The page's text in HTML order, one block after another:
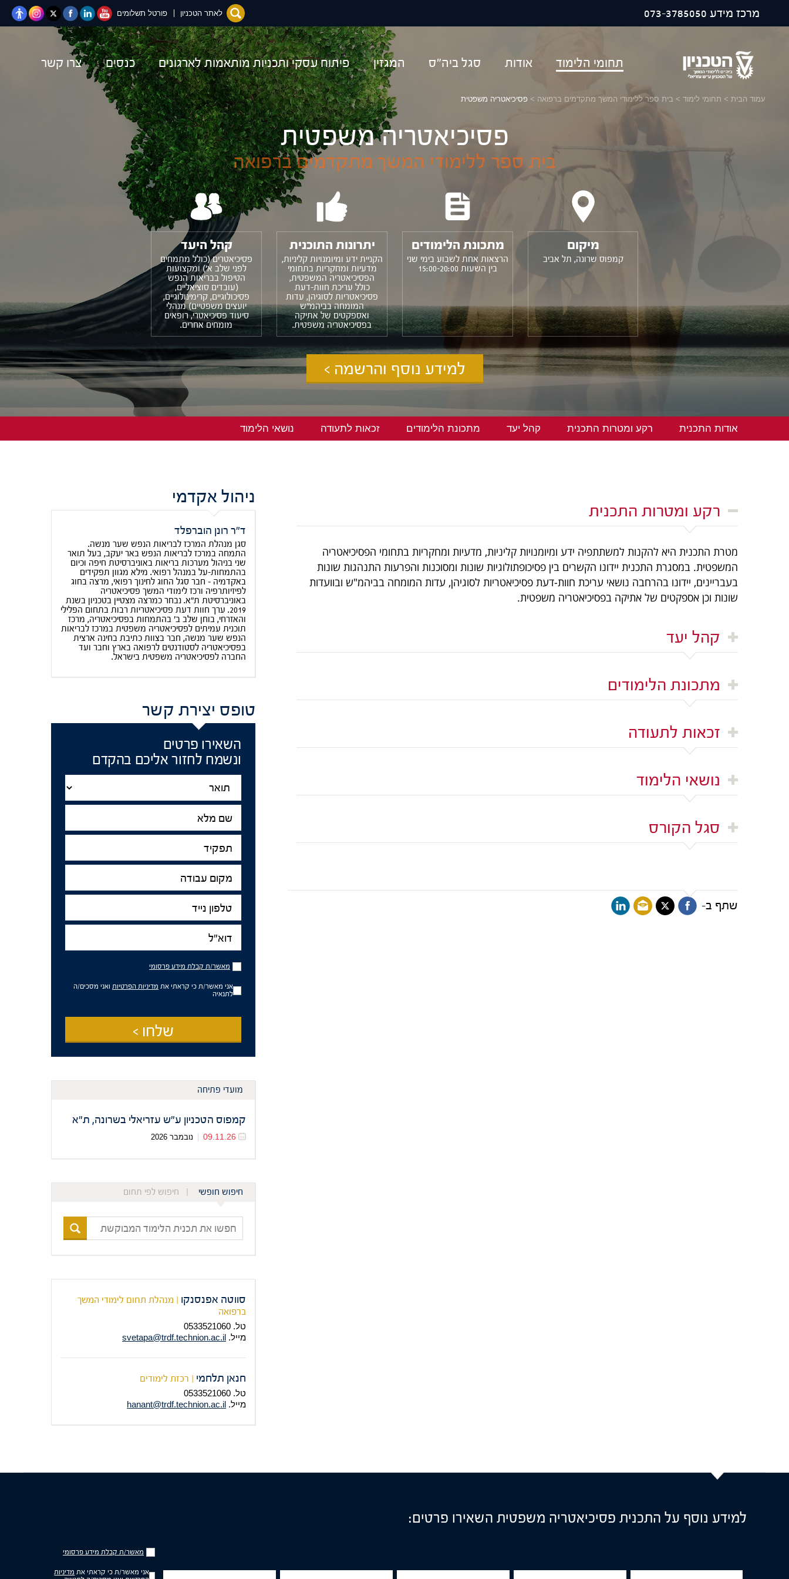
תחומי הלימוד אודות סגל ביה"ס המגזין פיתוח עסקי ותכניות מותאמות לארגונים כנסים צרו קשר
לאתר הטכניון פורטל תשלומים יוטיוב לינקדאיןפייסבוקטוויטרInstagram מרכז מידע
עמוד הבית > תחומי לימוד > בית ספר ללימודי המשך מתקדמים ברפואה > פסיכיאטריה משפטית
פסיכיאטריה משפטית
בית ספר ללימודי המשך מתקדמים ברפואה
מיקום
קמפוס שרונה, תל אביב
מתכונת הלימודים
הרצאות אחת לשבוע בימי שני
בין השעות 15:00-20:00
יתרונות התוכנית
הקניית ידע ומיומנויות קליניות,
מדעיות ומחקריות בתחומי
הפסיכיאטריה המשפטית,
כולל עריכת חוות-דעת
פסיכיאטריות לסוגיהן, עדות
המומחה בביהמ"ש
ואספקטים של אתיקה
בפסיכיאטריה משפטית.
קהל היעד
פסיכיאטרים (כולל מתמחים
לפני שלב א') ומקצועות
הטיפול בבריאות הנפש
(עובדים סוציאליים,
פסיכולוגיים, קרימינולוגיים,
יועצים משפטיים) מנהלי
סיעוד פסיכיאטרי, רופאים
מומחים אחרים.
למידע נוסף והרשמה >
אודות התכנית רקע ומטרות התכנית קהל יעד מתכונת הלימודים זכאות לתעודה נושאי הלימוד
רקע ומטרות התכנית
מטרת התכנית היא להקנות למשתתפיה ידע ומיומנויות קליניות, מדעיות ומחקריות בתחומי הפסיכיאטריה
המשפטית. במסגרת התכנית יידונו הקשרים בין פסיכופתולוגיות שונות ומסוכנות והפרעות התנהגות שונות
בעבריינים, יידונו בהרחבה נושאי עריכת חוות-דעת פסיכיאטריות לסוגיהן, עדות המומחה בביהמ"ש ובוועדות
שונות וכן אספקטים של אתיקה בפסיכיאטריה משפטית.
קהל יעד
מתכונת הלימודים
זכאות לתעודה
נושאי הלימוד
סגל הקורס
שתף ב-
ניהול אקדמי
ד"ר רונן הוברפלד
סגן מנהלת המרכז לבריאות הנפש שער מנשה.
התמחה במרכז לבריאות הנפש באר יעקב, בעל תואר
שני בניהול מערכות בריאות באוניברסיטת חיפה וכיום
בהתמחות-על במנהל רפואי. מילא מגוון תפקידים
באקדמיה – חבר סגל החוג לחינוך רפואי, מרצה בחוג
לפיזיותרפיה ורכז לימודי המשך פסיכיאטריה
באוניברסיטת ת"א. נבחר כמרצה מצטיין בטכניון בשנת
2019. ערך חוות דעת פסיכיאטריות רבות בתחום הפלילי
והאזרחי, בוחן שלב ב' בהתמחות בפסיכיאטריה, מרכז
תוכנית עמיתים לפסיכיאטריה משפטית במרכז לבריאות
הנפש שער מנשה, חבר בצוות כתיבת בחינה ארצית
בפסיכיאטריה לסטודנטים לרפואה בארץ וחבר ועד
החברה לפסיכיאטריה משפטית בישראל.
טופס יצירת קשר
השאירו פרטים
ונשמח לחזור אליכם בהקדם
Title
שם
מלא
תפקיד
מקום
עבודה
טלפון
נייד
דוא"ל
מאשר/ת
קבלת
פרסומי
מאשר/ת קבלת מידע פרסומי
אני מאשר/ת כי קראתי את מדיניות הפרטיות ואני מסכים/ה
לתנאיה
שלחו >
מועדי פתיחה
קמפוס הטכניון ע"ש עזריאלי בשרונה, ת"א
09.11.26
| נובמבר 2026
חיפוש חופשי חיפוש לפי תחום
חפשו
את
תכנית
הלימוד
סווטה אפנסנקו | מנהלת תחום לימודי המשך
ברפואה
טל. 0533521060
מייל. svetapa@trdf.technion.ac.il
חנאן תלחמי | רכזת לימודים
טל. 0533521060
מייל. hanant@trdf.technion.ac.il
למידע נוסף על התכנית פסיכיאטריה משפטית השאירו פרטים:
מאשר/ת
קבלת
פרסומי
מאשר/ת קבלת מידע פרסומי
אני מאשר/ת כי קראתי את מדיניות